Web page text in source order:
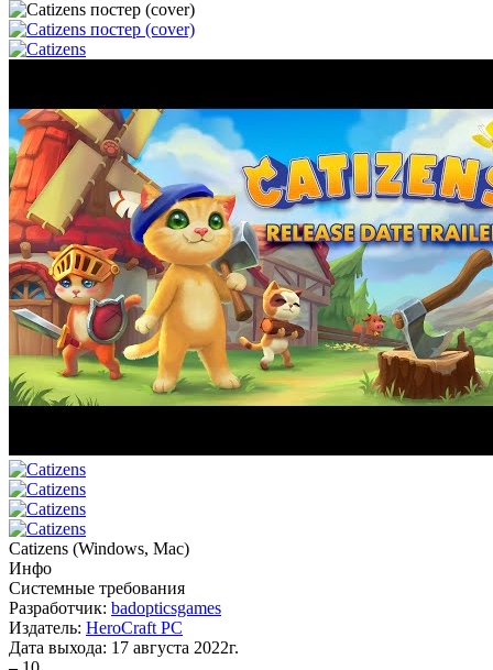
Catizens (Windows, Mac)
Инфо
Системные требования
Разработчик: badopticsgames
Издатель: HeroCraft PC
Дата выхода: 17 августа 2022г.